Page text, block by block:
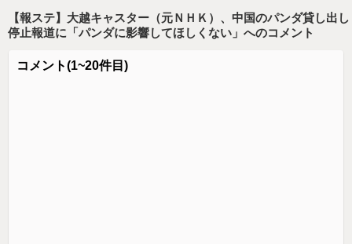
【報ステ】大越キャスター（元ＮＨＫ）、中国のパンダ貸し出し
停止報道に「パンダに影響してほしくない」 へのコメント
コメント(1~20件目)